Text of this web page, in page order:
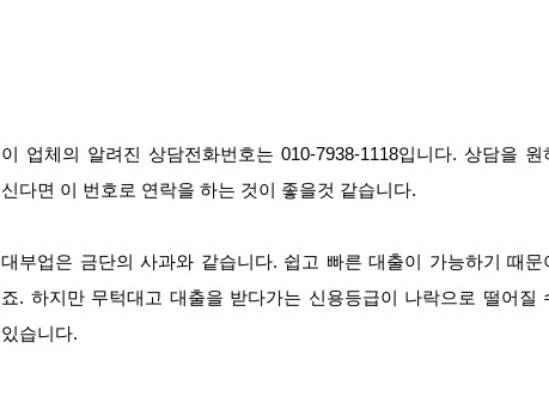
이 업체의 알려진 상담전화번호는 010-7938-1118입니다. 상담을 원
신다면 이 번호로 연락을 하는 것이 좋을것 같습니다.
대부업은 금단의 사과와 같습니다. 쉽고 빠른 대출이 가능하기 때문
죠. 하지만 무턱대고 대출을 받다가는 신용등급이 나락으로 떨어질
있습니다.